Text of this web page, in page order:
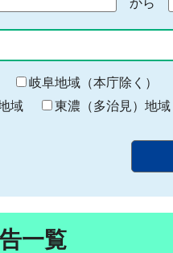
岐阜地域（本庁除く）
域
東濃（多治見）地域
一覧